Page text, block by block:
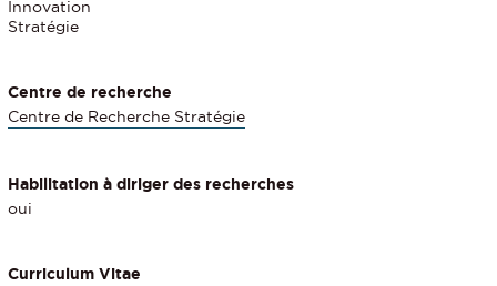
Innovation
Stratégie
Centre de recherche
Centre de Recherche Stratégie
Habilitation à diriger des recherches
oui
Curriculum Vitae